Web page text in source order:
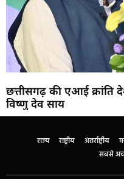
छत्तीसगढ़ की एआई क्रांति
विष्णु देव साय
राज्य राष्ट्रीय अंतर्राष्ट्रीय
सबसे